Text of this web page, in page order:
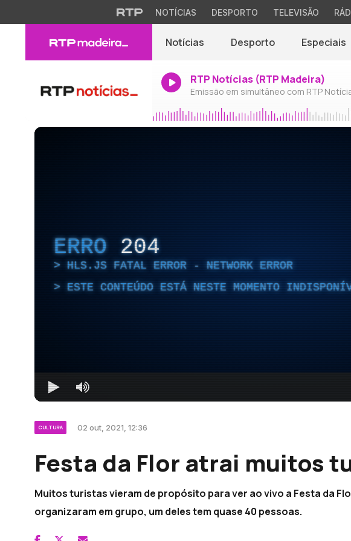
NOTÍCIAS DESPORTO TELEVISÃO
Notícias Desporto Especiais
RTP Notícias (RTP Madeira)
Emissão em simultâneo com RTP
ERRO 204
HLS.JS FATAL ERROR - NETWORK ERROR
ESTE CONTEÚDO ESTÁ NESTE MOMENTO
CULTURA 02 out, 2021, 12:36
Festa da Flor atrai muitos
Muitos turistas vieram de propósito para ver ao vivo a Festa da
organizaram em grupo, um deles tem quase 40 pessoas.